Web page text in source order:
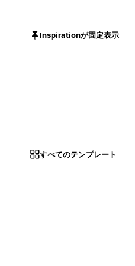
Inspirationが固定表示
すべてのテンプレート